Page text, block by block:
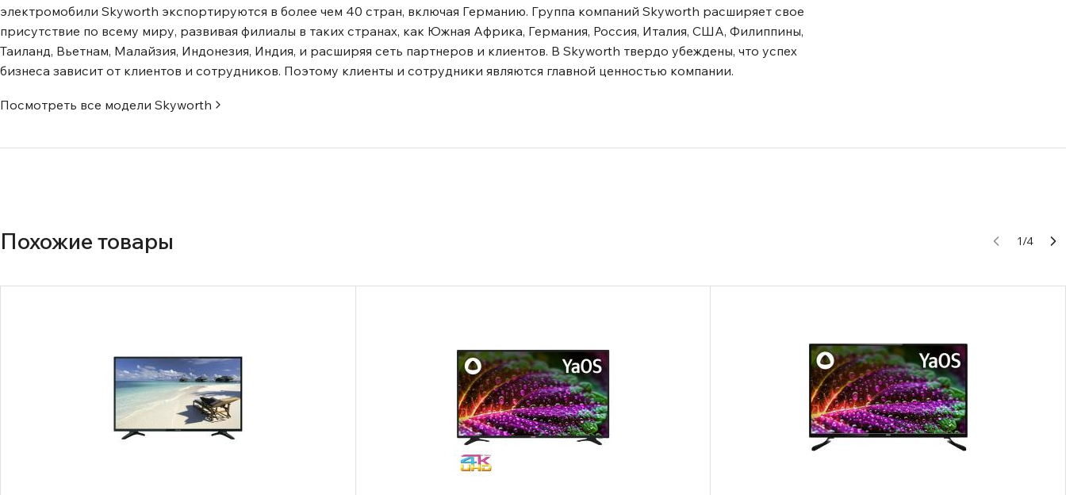
электромобили Skyworth экспортируются в более чем 40 стран, включая Германию. Группа компаний Skyworth расширяет свое
присутствие по всему миру, развивая филиалы в таких странах, как Южная Африка, Германия, Россия, Италия, США, Филиппины,
Таиланд, Вьетнам, Малайзия, Индонезия, Индия, и расширяя сеть партнеров и клиентов. В Skyworth твердо убеждены, что успех
бизнеса зависит от клиентов и сотрудников. Поэтому клиенты и сотрудники являются главной ценностью компании.
Посмотреть все модели Skyworth
Похожие товары 1/4